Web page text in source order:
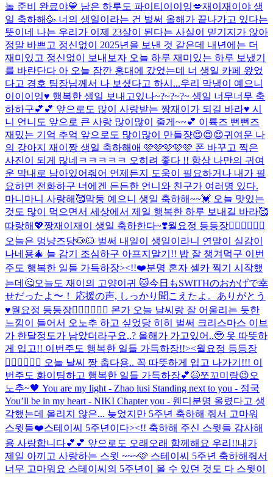
놀 준비 완료야💙 남은 하루도 파이티이이잉💋재이재이야 생
일 축하해🥳 너의 생일이라는 건 벌써 올해가 끝나가고 있다는
뜻이네 나는 우리가 이제 23살이 된다는 사실이 믿기지가 않아
정말 바쁘고 정신없이 2025년을 보낸 것 같은데 내년에는 더
재미있고 정신없이 보내보자 오늘 하루 재미있는 하루 보냈기
를 바란단다 아 오늘 잠깐 홍대에 갔었는데 너 생일 카페 왔었
다고 경호 팀장님께서 나 보셨다고 하시...우리 막냉이 예으니
이이이잉♥️ 행복한 생일 보내고있나~?~?~?~ 생일 너무너무 축
하하구💕💕 앞으로도 많이 사랑받는 짱재이가 되길 바라♥️ 시
니 언니도 앞으로 큰 사랑 많이많이 줄게~~💕 이륙즈 뻔뻔즈
재밌는 기억 추억 앞으로도 많이많이 만들쟝😍😍😍귀여운 나
의 강아지 재이짱 생일 축하해애 🩷🩷🩷🩷🩷 폰 바꾸고 찍은
사진이 되게 많네ㅋㅋㅋㅋㅋ 오히려 좋다 !! 항상 나만의 귀여
운 막내로 남아있어줘어 언제든지 도움이 필요하거나 내가 필
요하면 전화하구 너에겐 든든한 언니와 친구가 여러명 있다.
마니마니 사랑해🥰막둥 예으니 생일 축하해~~💓 오늘 맛있는
것도 많이 먹으면서 세상에서 제일 행복한 하루 보내길 바라🥰
따랑해💖짱재이재이 생일 축하한다~❣️월요정 등등장🧚🏻‍♀️🧚🏻‍♀️
오늘은 멍냥즈당🐶🐱 벌써 내일이 생일이라니 연말이 실감이
나네용🎄 늘 감기 조심하구 아프지말기!! 밥 잘 챙겨먹구 이번
주도 행복한 일들 가득하장><!!❤️분명 혼자 셀카 찍기 시작했
는데🤔오늘도 재이의 고양이귀 🐱今日もSWITHのおかげで幸
せだったよ〜！ 応援の声, しっかり聞こえたよ。ありがとう
♥️월요정 등등장🧚🏻‍♀️🧚🏻‍♀️ 몬가 오늘 날씨랑 잘 어울리는 듯한
느낌이 들어서 오노추 하고 싶었당 히히 벌써 크리스마스 이브
가 한달정도가 남았더라구요..? 올해가 가고있어..🥹 옷 따뜻하
게 입고!! 이번주도 행복한 일들 가득하장!!><월요정 등등장
🧚🏻‍♀️🧚🏻‍♀️ 오늘 날씨 짱 춥다용.. 꼭 따뜻하게 입고 나가기!!! 이
번주도 화이팅하고 행복한 일들 가득하장💕😆쪼꼬미랑😉오
노추~🖤 You are my light - Zhao lusi Standing next to you - 정국
You’ll be in my heart - NIKI Chapter you - 웬디 분명 올렸다고 생
각했는데 올리지 않은... 늦었지만 5주년 축하해 줘서 고마워
스윗들❤️스테이씨 5주년이다><!! 축하해 주신 스윗들 감사해
용 사랑합니다💕💕 앞으로도 오래오래 함께해요 우리!!내가
제일 아끼고 사랑하는 스윗 ~~~🩷 스테이씨 5주년 축하해줘서
너무 고마워요 스테이씨의 5주년이 올 수 있던 것도 다 스윗이